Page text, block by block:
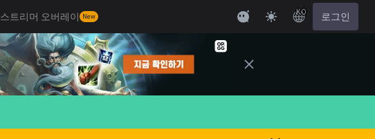
스트리머 오버레이 New
KO 로그인